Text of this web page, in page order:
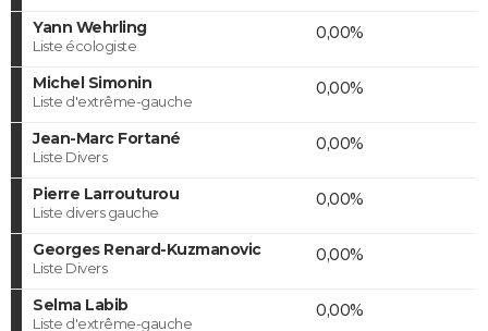
Yann Wehrling
Liste écologiste
0,00%
Michel Simonin
Liste d'extrême-gauche
0,00%
Jean-Marc Fortané
Liste Divers
0,00%
Pierre Larrouturou
Liste divers gauche
0,00%
Georges Renard-Kuzmanovic
Liste Divers
0,00%
Selma Labib
Liste d'extrême-gauche
0,00%